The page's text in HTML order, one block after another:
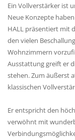
Ein Vollverstärker ist
Neue Konzepte
HALL präsentiert mit
den vielen
Wohnzimmern
Ausstattung greift er
stehen. Zum äußerst
klassischen
Er entspricht den
verwöhnt mit